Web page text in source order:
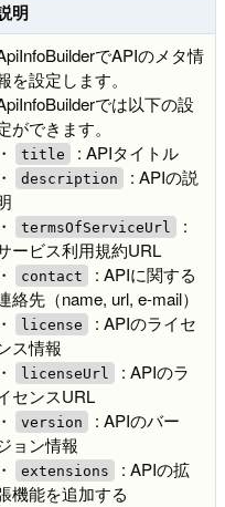
明
でAPIのメタ情
を設定します。
では以下の設
ができます。
・
title
: APIタイトル
・
description
: APIの説
・
termsOfServiceUrl
:
ービス利用規約URL
・
contact
: APIに関する
絡先（name, url, e-mail）
・
license
: APIのライセ
ス情報
・
licenseUrl
: APIのラ
センスURL
・
version
: APIのバー
ョン情報
・
extensions
: APIの拡
機能を追加する